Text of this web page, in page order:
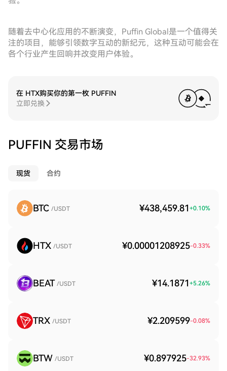
随着去中心化应用的不断演变，Puffin Global是一个值得关
注的项目，能够引领数字互动的新纪元，这种互动可能会在
各个行业产生回响并改变用户体验。
在 HTX购买你的第一枚 PUFFIN
立即兑换
PUFFIN 交易市场
现货 合约
BTC /USDT ¥438,459.81 +0.10%
HTX /USDT ¥0.00001208925-0.33%
BEAT /USDT ¥14.1871 +5.26%
TRX /USDT ¥2.209599-0.08%
BTW /USDT ¥0.897925-32.93%